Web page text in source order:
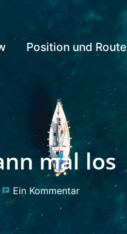
Position und Route
mal los
Ein Kommentar